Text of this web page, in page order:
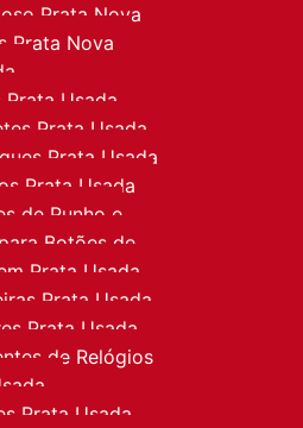
Prata Nova
Prata Nova
Prata Usada
Prata Usada
Prata Usada
Prata Usada
de Punho e
Botões de
Prata Usada
Prata Usada
Prata Usada
de Relógios
Prata Usada